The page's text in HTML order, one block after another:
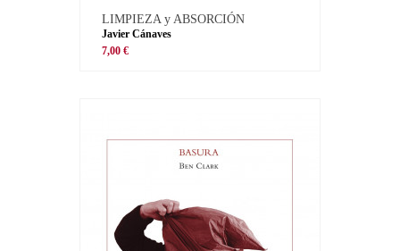
LIMPIEZA y ABSORCIÓN
Javier Cánaves
7,00 €